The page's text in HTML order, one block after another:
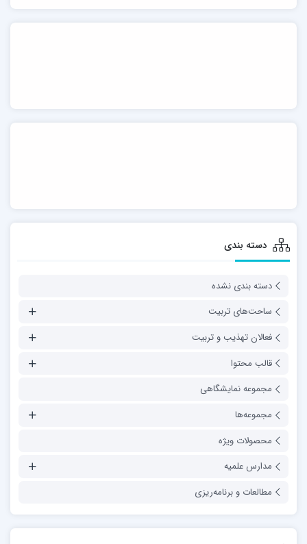
دسته بندی
دسته بندی نشده
ساحت‌های تربیت
فعالان تهذیب و تربیت
قالب محتوا
مجموعه نمایشگاهی
مجموعه‌ها
محصولات ویژه
مدارس علمیه
مطالعات و برنامه‌ریزی